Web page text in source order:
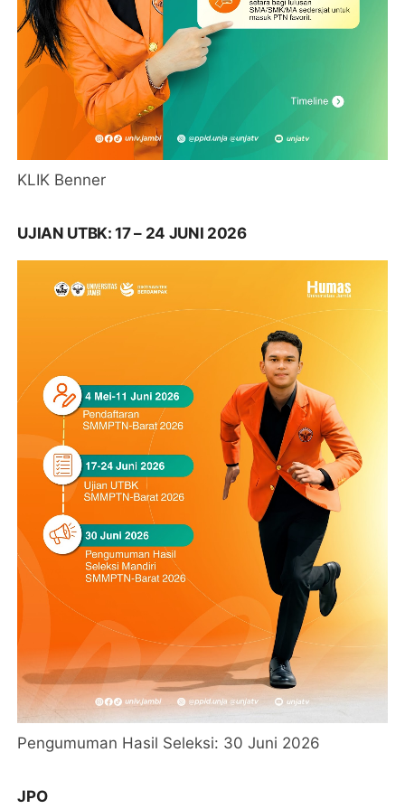
KLIK Benner
UJIAN UTBK: 17 – 24 JUNI 2026
Pengumuman Hasil Seleksi: 30 Juni 2026
JPO